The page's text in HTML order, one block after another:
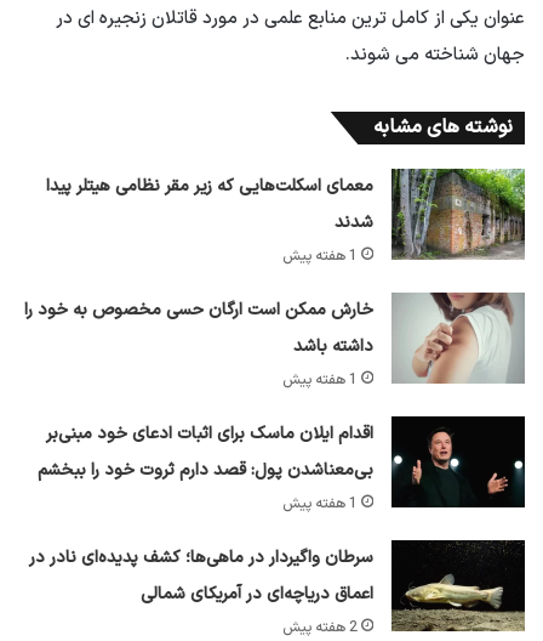
عنوان یکی از کامل ترین منابع علمی در مورد قاتلان زنجیره ای در
جهان شناخته می شوند.
نوشته های مشابه
معمای اسکلت‌هایی که زیر مقر نظامی هیتلر پیدا
شدند
1 هفته پیش
خارش ممکن است ارگان حسی مخصوص به خود را
داشته باشد
1 هفته پیش
اقدام ایلان ماسک برای اثبات ادعای خود مبنی‌بر
بی‌معناشدن پول: قصد دارم ثروت خود را ببخشم
1 هفته پیش
سرطان واگیردار در ماهی‌ها؛ کشف پدیده‌ای نادر در
اعماق دریاچه‌ای در آمریکای شمالی
2 هفته پیش